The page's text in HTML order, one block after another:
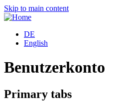
Skip to main content
DE
English
Benutzerkonto
Primary tabs